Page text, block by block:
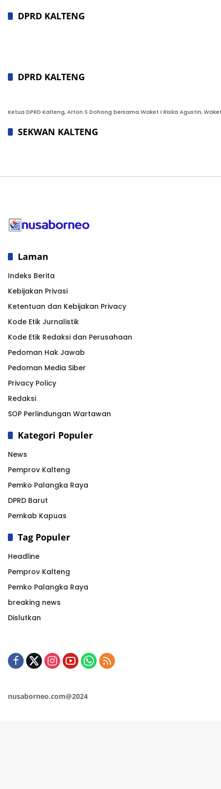
DPRD KALTENG
DPRD KALTENG
Ketua DPRD Kalteng, Arton S Dohong bersama Waket I Riska Agustin,
SEKWAN KALTENG
Laman
Indeks Berita
Kebijakan Privasi
Ketentuan dan Kebijakan Privacy
Kode Etik Jurnalistik
Kode Etik Redaksi dan Perusahaan
Pedoman Hak Jawab
Pedoman Media Siber
Privacy Policy
Redaksi
SOP Perlindungan Wartawan
Kategori Populer
News
Pemprov Kalteng
Pemko Palangka Raya
DPRD Barut
Pemkab Kapuas
Tag Populer
Headline
Pemprov Kalteng
Pemko Palangka Raya
breaking news
Dislutkan
nusaborneo.com@2024